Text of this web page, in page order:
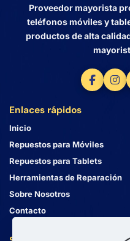
Proveedor mayorista
teléfonos móviles y
productos de alta
Enlaces rápidos
Inicio
Repuestos para Móviles
Repuestos para Tablets
Herramientas de Reparación
Sobre Nosotros
Contacto